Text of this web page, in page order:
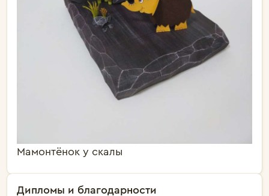
Мамонтёнок у скалы
Дипломы и благодарности